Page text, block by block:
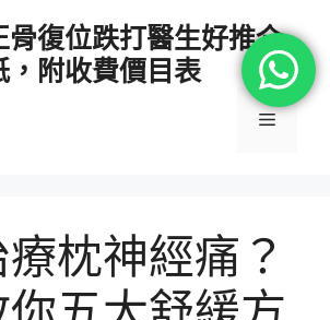
骨復位跌打醫生好推介
，附收費價目表
選
枕神經痛？